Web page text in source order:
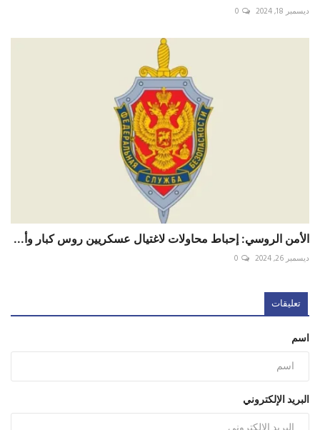
ديسمبر 18, 2024 0
الأمن الروسي: إحباط محاولات لاغتيال عسكريين روس كبار وأ...
ديسمبر 26, 2024 0
تعليقات
اسم
البريد الإلكتروني